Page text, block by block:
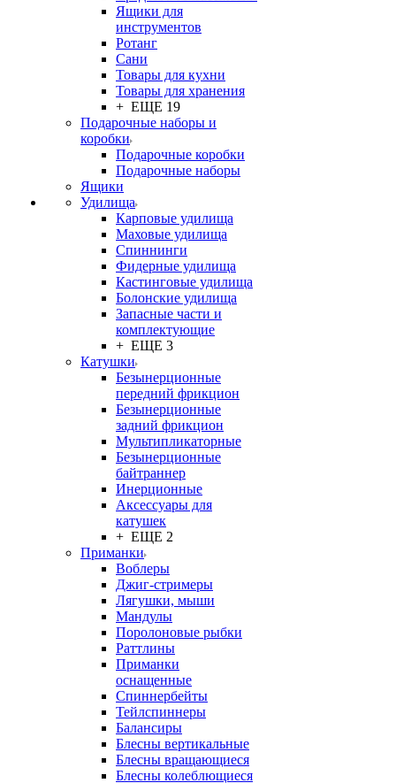
Ящики для
инструментов
Ротанг
Сани
Товары для кухни
Товары для хранения
+ ЕЩЕ 19
Подарочные наборы и
коробки
Подарочные коробки
Подарочные наборы
Ящики
Удилища
Карповые удилища
Маховые удилища
Спиннинги
Фидерные удилища
Кастинговые удилища
Болонские удилища
Запасные части и
комплектующие
+ ЕЩЕ 3
Катушки
Безынерционные
передний фрикцион
Безынерционные
задний фрикцион
Мультипликаторные
Безынерционные
байтраннер
Инерционные
Аксессуары для
катушек
+ ЕЩЕ 2
Приманки
Воблеры
Джиг-стримеры
Лягушки, мыши
Мандулы
Поролоновые рыбки
Раттлины
Приманки
оснащенные
Спиннербейты
Тейлспиннеры
Балансиры
Блесны вертикальные
Блесны вращающиеся
Блесны колеблющиеся